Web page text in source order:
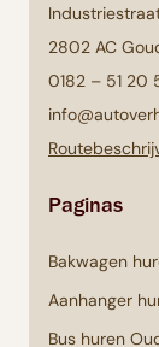
2802 AC
0182 – 51 20
Paginas
Bakwagen
Aanhanger
Bus huren